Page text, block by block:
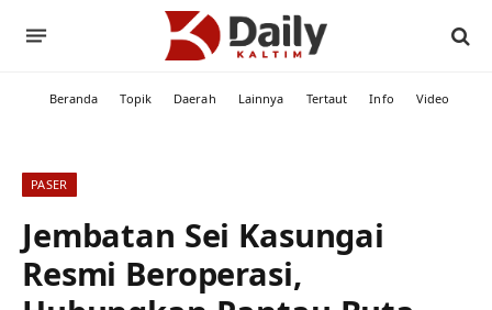
Beranda Topik Daerah Lainnya Tertaut Info Video
PASER
Jembatan Sei Kasungai
Resmi Beroperasi,